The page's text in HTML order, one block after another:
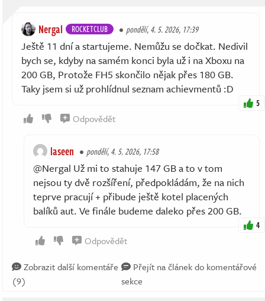
Nergal ROCKETCLUB pondělí, 4. 5. 2026, 17:39
Ještě 11 dní a startujeme. Nemůžu se dočkat. Nedivil
bych se, kdyby na samém konci byla už i na Xboxu na
200 GB, Protože FH5 skončilo nějak přes 180 GB.
Taky jsem si už prohlídnul seznam achievmentů :D
5
Odpovědět
laseen pondělí, 4. 5. 2026, 17:58
@Nergal Už mi to stahuje 147 GB a to v tom
nejsou ty dvě rozšíření, předpokládám, že na nich
teprve pracují + přibude ještě kotel placených
balíků aut. Ve finále budeme daleko přes 200 GB.
4
Odpovědět
Zobrazit další komentáře
(9)
Přejít na článek do komentářové
sekce